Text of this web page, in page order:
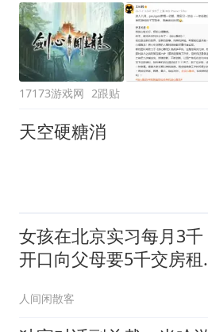
17173游戏网 2跟贴
天空硬糖消
女孩在北京实习每月3千
开口向父母要5千交房租
人间闲散客